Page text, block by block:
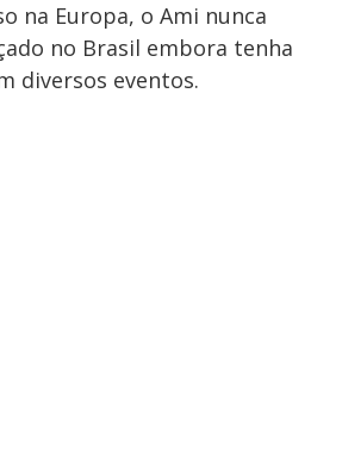
na Europa, o Ami nunca
no Brasil embora tenha
diversos eventos.